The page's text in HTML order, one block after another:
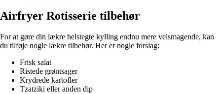
Airfryer Rotisserie tilbehør
For at gøre din lækre helstegte kylling endnu mere velsmagende, kan
du tilføje nogle lækre tilbehør. Her er nogle forslag:
Frisk salat
Ristede grøntsager
Krydrede kartofler
Tzatziki eller anden dip